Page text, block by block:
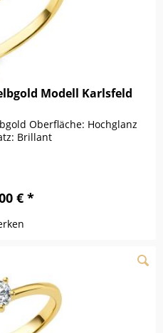
Modell Karlsfeld
Oberfläche: Hochglanz
Brillant
€ *